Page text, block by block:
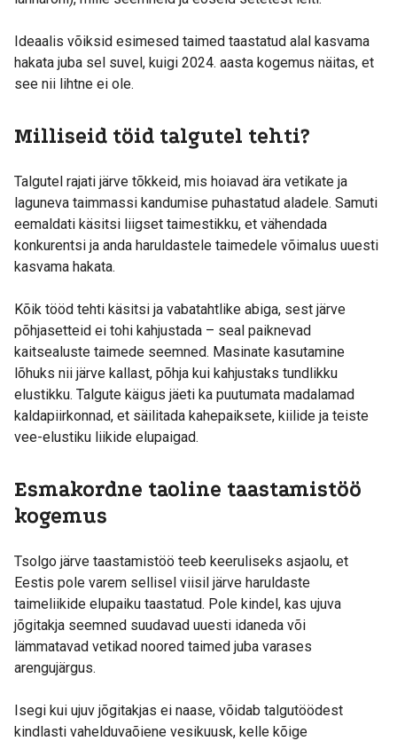
Ideaalis võiksid esimesed taimed taastatud alal kasvama
hakata juba sel suvel, kuigi 2024. aasta kogemus näitas, et
see nii lihtne ei ole.
Milliseid töid talgutel tehti?
Talgutel rajati järve tõkkeid, mis hoiavad ära vetikate ja
laguneva taimmassi kandumise puhastatud aladele. Samuti
eemaldati käsitsi liigset taimestikku, et vähendada
konkurentsi ja anda haruldastele taimedele võimalus uuesti
kasvama hakata.
Kõik tööd tehti käsitsi ja vabatahtlike abiga, sest järve
põhjasetteid ei tohi kahjustada – seal paiknevad
kaitsealuste taimede seemned. Masinate kasutamine
lõhuks nii järve kallast, põhja kui kahjustaks tundlikku
elustikku. Talgute käigus jäeti ka puutumata madalamad
kaldapiirkonnad, et säilitada kahepaiksete, kiilide ja teiste
vee-elustiku liikide elupaigad.
Esmakordne taoline taastamistöö
kogemus
Tsolgo järve taastamistöö teeb keeruliseks asjaolu, et
Eestis pole varem sellisel viisil järve haruldaste
taimeliikide elupaiku taastatud. Pole kindel, kas ujuva
jõgitakja seemned suudavad uuesti idaneda või
lämmatavad vetikad noored taimed juba varases
arengujärgus.
Isegi kui ujuv jõgitakjas ei naase, võidab talgutöödest
kindlasti vahelduvaõiene vesikuusk, kelle kõige